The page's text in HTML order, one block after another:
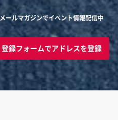
メールマガジンでイベント情報配信中
登録フォームでアドレスを登録